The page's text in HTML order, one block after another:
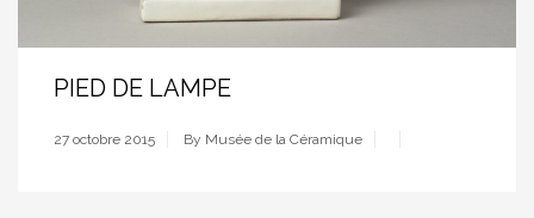
PIED DE LAMPE
27 octobre 2015 By Musée de la Céramique